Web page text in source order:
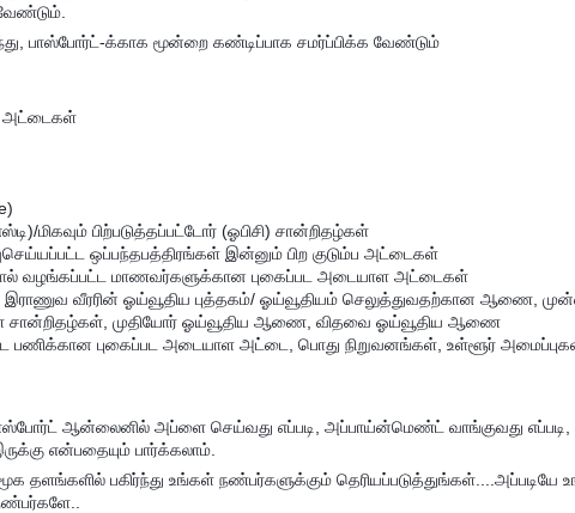
பாஸ்போர்ட்-க்காக மூன்றை கண்டிப்பாக சமர்ப்பிக்க வேண்டும்
அட்டைகள்
மிகவும் பிற்படுத்தப்பட்டோர் (ஓபிசி) சான்றிதழ்கள்
ஒப்பந்தபத்திரங்கள் இன்னும் பிற குடும்ப அட்டைகள்
வழங்கப்பட்ட மாணவர்களுக்கான புகைப்பட அடையாள அட்டைகள்
வீரரின் ஓய்வூதிய புத்தகம்/ ஓய்வூதியம் செலுத்துவதற்கான ஆணை,
சான்றிதழ்கள், முதியோர் ஓய்வூதிய ஆணை, விதவை ஓய்வூதிய ஆணை
பணிக்கான புகைப்பட அடையாள அட்டை, பொது நிறுவனங்கள், உள்ளூர்
பாஸ்போர்ட் ஆன்லைனில் அப்ளை செய்வது எப்படி, அப்பாய்ன்மெண்ட் வாங்குவது
என்பதையும் பார்க்கலாம்.
தளங்களில் பகிர்ந்து உங்கள் நண்பர்களுக்கும் தெரியப்படுத்துங்கள்....அப்படியே